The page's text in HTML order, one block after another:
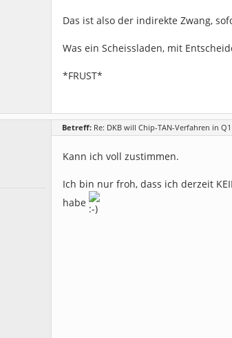
Das ist also der indirekte Zwang,
Was ein Scheissladen, mit
*FRUST*
Betreff: Re: DKB will Chip-TAN-Verfahren in
Kann ich voll zustimmen.
Ich bin nur froh, dass ich derzeit
habe